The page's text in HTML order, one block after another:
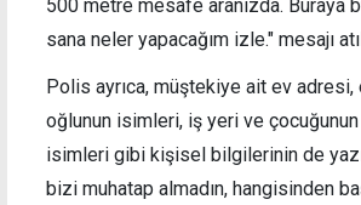
500 metre mesafe aranızda. Buraya
sana neler yapacağım izle." mesajı
Polis ayrıca, müştekiye ait ev adresi,
oğlunun isimleri, iş yeri ve
isimleri gibi kişisel bilgilerinin de
bizi muhatap almadın, hangisinden